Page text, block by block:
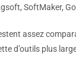
SoftMaker,
assez
d’outils plus